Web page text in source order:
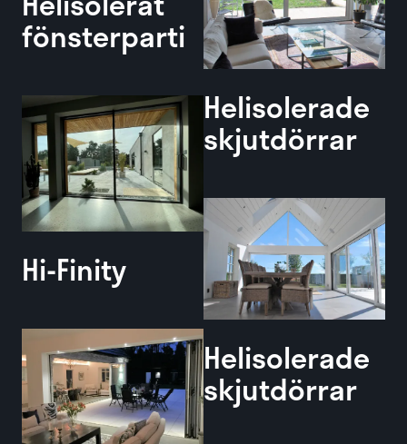
fönsterparti
Hi-Finity
Helisolerade
skjutdörrar
Helisolerade
skjutdörrar